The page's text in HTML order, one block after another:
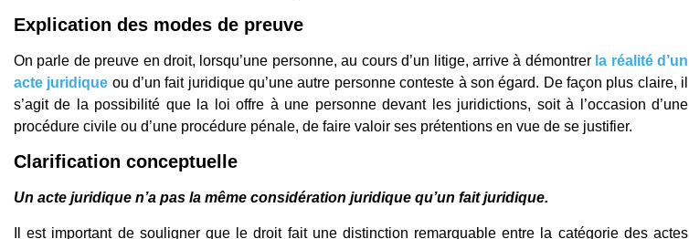
Explication des modes de preuve
On parle de preuve en droit, lorsqu’une personne, au cours d’un litige, arrive à démontrer la réalité d’un
acte juridique ou d’un fait juridique qu’une autre personne conteste à son égard. De façon plus claire, il
s’agit de la possibilité que la loi offre à une personne devant les juridictions, soit à l’occasion d’une
procédure civile ou d’une procédure pénale, de faire valoir ses prétentions en vue de se justifier.
Clarification conceptuelle
Un acte juridique n’a pas la même considération juridique qu’un fait juridique.
Il est important de souligner que le droit fait une distinction remarquable entre la catégorie des actes